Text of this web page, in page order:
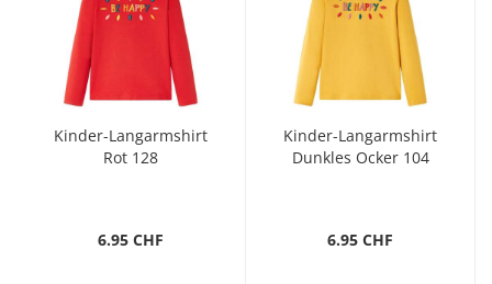
Kinder-Langarmshirt
Rot 128
6.95 CHF
Kinder-Langarmshirt
Dunkles Ocker 104
6.95 CHF